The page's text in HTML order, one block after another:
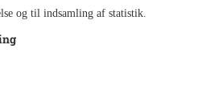
Kontakt arkivet
Søg videre i Lokalhistorisk
Junghøj, Matr.nr. 14 a, Amtsvejen 16,
og til indsamling af statistik.